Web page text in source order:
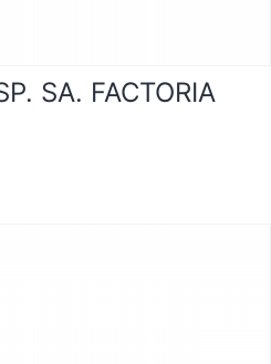
SA. FACTORIA